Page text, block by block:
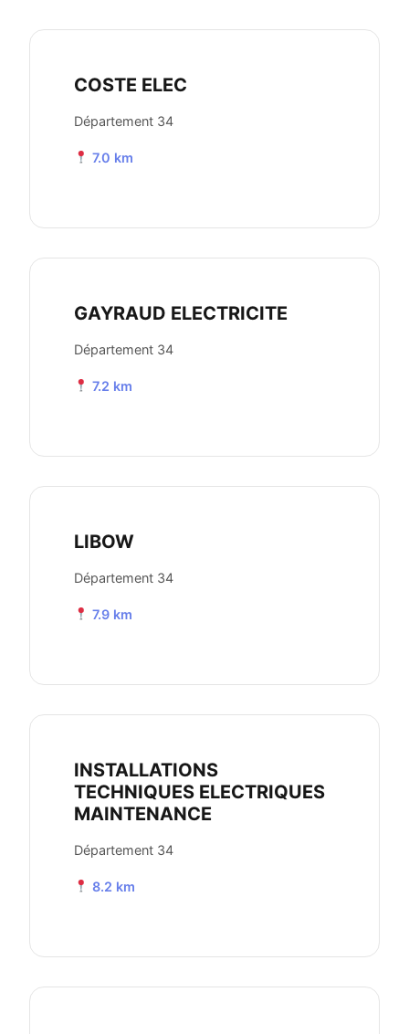
COSTE ELEC
Département 34
7.0 km
GAYRAUD ELECTRICITE
Département 34
7.2 km
LIBOW
Département 34
7.9 km
INSTALLATIONS
TECHNIQUES ELECTRIQUES
MAINTENANCE
Département 34
8.2 km